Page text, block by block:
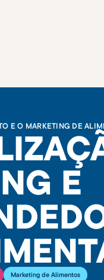
E O MARKETING DE
E
Marketing de Alimentos